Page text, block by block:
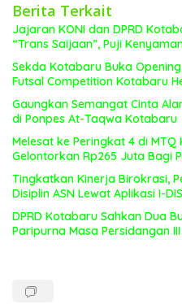
Berita Terkait
Jajaran KONI dan DPRD
“Trans Saijaan”, Puji
Sekda Kotabaru Buka
Futsal Competition Kotabaru
Gaungkan Semangat Cinta
di Ponpes At-Taqwa Kotabaru
Melesat ke Peringkat 4 di
Gelontorkan Rp265 Juta Bagi
Tingkatkan Kinerja Birokrasi,
Disiplin ASN Lewat Aplikasi I-DIS
DPRD Kotabaru Sahkan Dua
Paripurna Masa Persidangan III